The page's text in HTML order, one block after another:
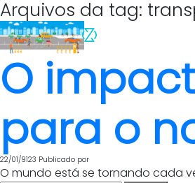
Arquivos da tag:
O
para o
22/01/9123 Publicado por
O mundo está se tornando cada